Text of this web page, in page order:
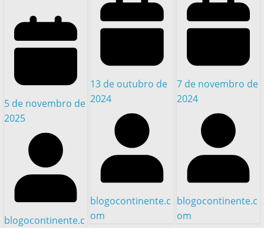
5 de novembro de
2025
blogocontinente.c
13 de outubro de
2024
blogocontinente.c
om
7 de novembro de
2024
blogocontinente.c
om